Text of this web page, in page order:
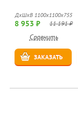
ДхШхВ 1100х1100х755
8 953 ₽ 11 191 ₽
Сравнить
ЗАКАЗАТЬ